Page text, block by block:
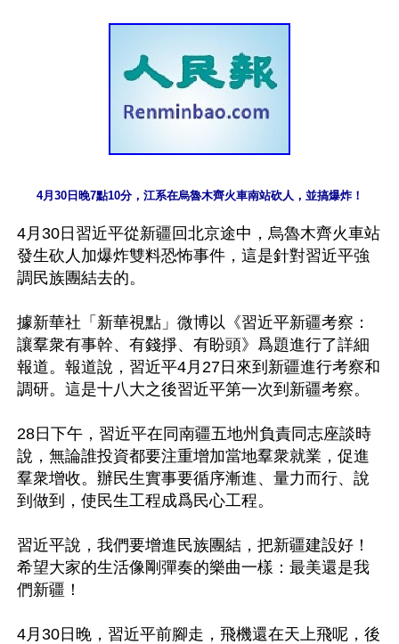
4月30日晚7點10分，江系在烏魯木齊火車南站砍人，並搞爆炸！
4月30日習近平從新疆回北京途中，烏魯木齊火車站
發生砍人加爆炸雙料恐怖事件，這是針對習近平強
調民族團結去的。
據新華社「新華視點」微博以《習近平新疆考察：
讓羣衆有事幹、有錢掙、有盼頭》爲題進行了詳細
報道。報道說，習近平4月27日來到新疆進行考察和
調研。這是十八大之後習近平第一次到新疆考察。
28日下午，習近平在同南疆五地州負責同志座談時
說，無論誰投資都要注重增加當地羣衆就業，促進
羣衆增收。辦民生實事要循序漸進、量力而行、說
到做到，使民生工程成爲民心工程。
習近平說，我們要增進民族團結，把新疆建設好！
希望大家的生活像剛彈奏的樂曲一樣：最美還是我
們新疆！
4月30日晚，習近平前腳走，飛機還在天上飛呢，後